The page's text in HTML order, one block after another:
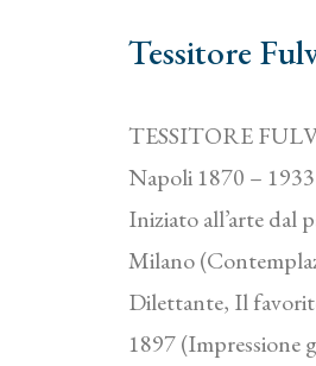
Tessitore
TESSITORE
Napoli 1870 – 1933
Iniziato all’arte dal
Milano
Dilettante, Il
1897 (Impressione